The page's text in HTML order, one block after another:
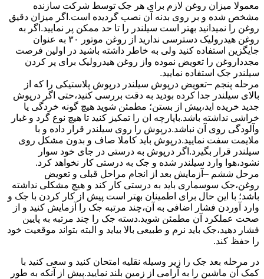
معمولا میزان روغن لازم برای هر جک توسط شرکت سازنده
مشخص شده و بر روی بدنه آن نصب گردیده است.اگر میزان دقیق
روغن را نمیدانید بهتر است سیلندر را تا حد ممکن پر نمایید.اگر به
روغن هیدرولیک دسترسی ندارید از روغن موتور ۳۰ به عنوان
جایگزین استفاده کنید ولی به خاطر داشته باشید در اولین فرصت
مجدداروغن را تعویض نموده واز روغن هیدرولیک برای پر کردن
سیلندر جک استفاده نمایید.
مرحله پنجم –تعویض درپوش سیلندر درپوش پلاستیکی را که از
بالای سیلندر جدا کرده بودید به دقت بررسی کنید،حتی اگر درپوش
جدید خریده اید،پیش از بستن؛ مطمئن شوید هیچ گونه خردگی یا
خراشی نداشته باشد.باپارچه ان را تمکیز کنید تا هیچ نوع گرد و غبار
وآلودگی روی آن نباشد.درپوش را روی سیلندر قرار داده و با
ملایمت سفت نمایید.درپوش باید کاملا صاف و بدون مشکل روی
سیلندر قرار بگیرد.اگر درپوش به درستی در جای خود سوار
نشود،هوا وارد سیلندر شده و جک به درستی کار نخواهد کرد.
مرحل ششم –آزمایش بعد از انجام مراحل قبلی و تعویض
روغن،جک سوسماری باید به درستی کار کند و هیچ مشکلی نداشته
باشد؛ با این حال برای اطمینان بهتر است پیش از کار کردن با جک و
وارد آوردن فشار اضافی به آن،چند مرتبه جک را آزمایش کنید و از
صحت عملکرد آن مطمئن شوید.دسته جک را چند مرتبه به پایین
فشار دهید،جک باید نرم و طبیعی بالا بیاید و البته بتواند موقعیت خود
را حفظ کند.
در مرحله بعد جک را زیر وسیله نقلیه امتحان کنید و سعی کنید با
کمک آن ماشین را به آرامی از زمین بلند نمایید.پیش از آنکه به طور